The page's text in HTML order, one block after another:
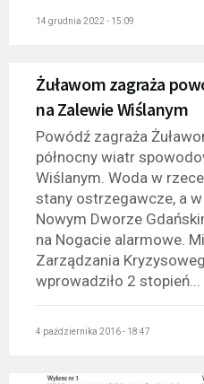
14 grudnia 2022 - 15:09
Żuławom zagraża
na Zalewie Wiślanym
Powódź zagraża
północny wiatr
Wiślanym. Woda w
stany ostrzegawcze, a w
Nowym Dworze
na Nogacie alarmowe.
Zarządzania
wprowadziło 2 stopień...
4 października 2016 - 18:47